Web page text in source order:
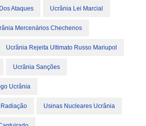
Ataques Ucrânia Lei Marcial
Mercenários Chechenos
Ucrânia Rejeita Ultimato Russo Mariupol
Ucrânia Sanções
Ucrânia
Usinas Nucleares Ucrânia